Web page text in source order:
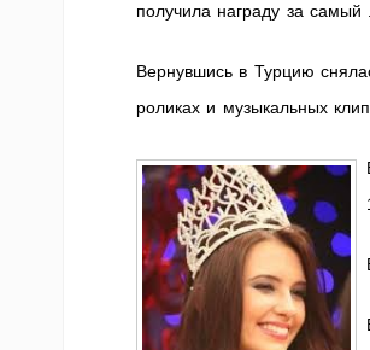
получила награду за
Вернувшись в Турцию
роликах и музыкальных